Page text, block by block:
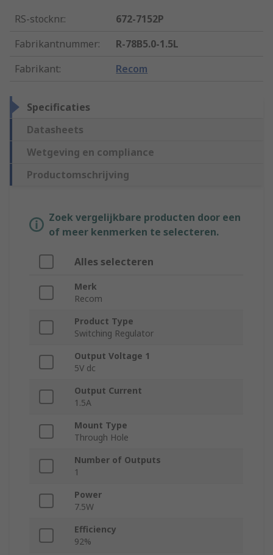
RS-stocknr.:
672-7152P
Fabrikantnummer:
R-78B5.0-1.5L
Fabrikant: Recom
Specificaties
Datasheets
Wetgeving en compliance
Productomschrijving
Zoek vergelijkbare producten door een
of meer kenmerken te selecteren.
Alles selecteren
Merk
Recom
Product Type
Switching Regulator
Output Voltage 1
5V dc
Output Current
1.5A
Mount Type
Through Hole
Number of Outputs
1
Power
7.5W
Efficiency
92%